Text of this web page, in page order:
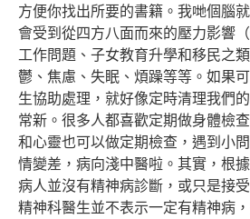
方便你找出所要的書籍。我哋個腦
會受到從四方八面而來的壓力影響
工作問題、子女教育升學和移民之
鬱、焦慮、失眠、煩躁等等。如果
生協助處理，就好像定時清理我們
常新。很多人都喜歡定期做身體檢
和心靈也可以做定期檢查，遇到小
情變差，病向淺中醫啦。其實，根
病人並沒有精神病診斷，或只是接
精神科醫生並不表示一定有精神病